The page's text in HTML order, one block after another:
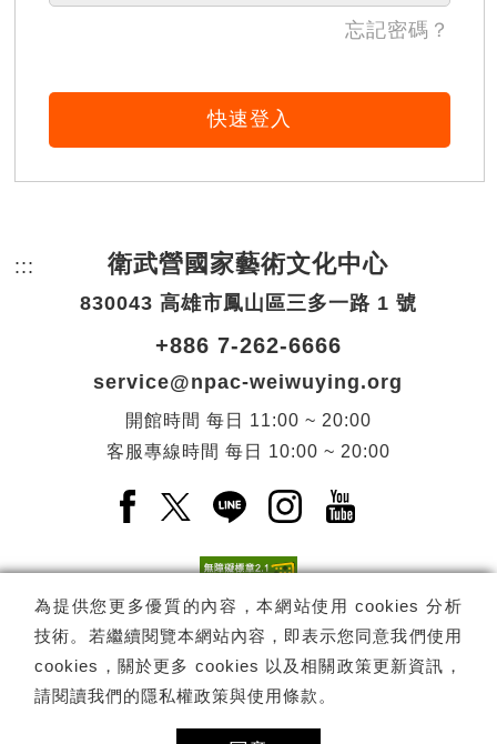
忘記密碼？
快速登入
為提供您更多優質的內容，本網站使用 cookies 分析
技術。若繼續閱覽本網站內容，即表示您同意我們使用
cookies，關於更多 cookies 以及相關政策更新資訊，
請閱讀我們的隱私權政策與使用條款 。
::: 頁尾網站資訊。
衛武營國家藝術文化中心
830043 高雄市鳳山區三多一路 1 號
+886 7-262-6666
service@npac-weiwuying.org
開館時間 每日
11:00 ~ 20:00
客服專線時間 每日 10:00 ~ 20:00
Facebook(另開新視窗)
X(另開新視窗)
LINE(另開新視窗)
Instagram(另開新視
YouTube(另開
電子報訂閱 訂閱
Copyright © 國家表演藝術中心 -衛武營國家藝術文化中心